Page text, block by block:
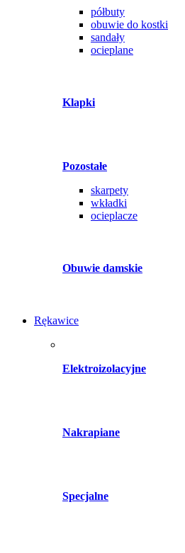
półbuty
obuwie do kostki
sandały
ocieplane
Klapki
Pozostałe
skarpety
wkładki
ocieplacze
Obuwie damskie
Rękawice
Elektroizolacyjne
Nakrapiane
Specjalne